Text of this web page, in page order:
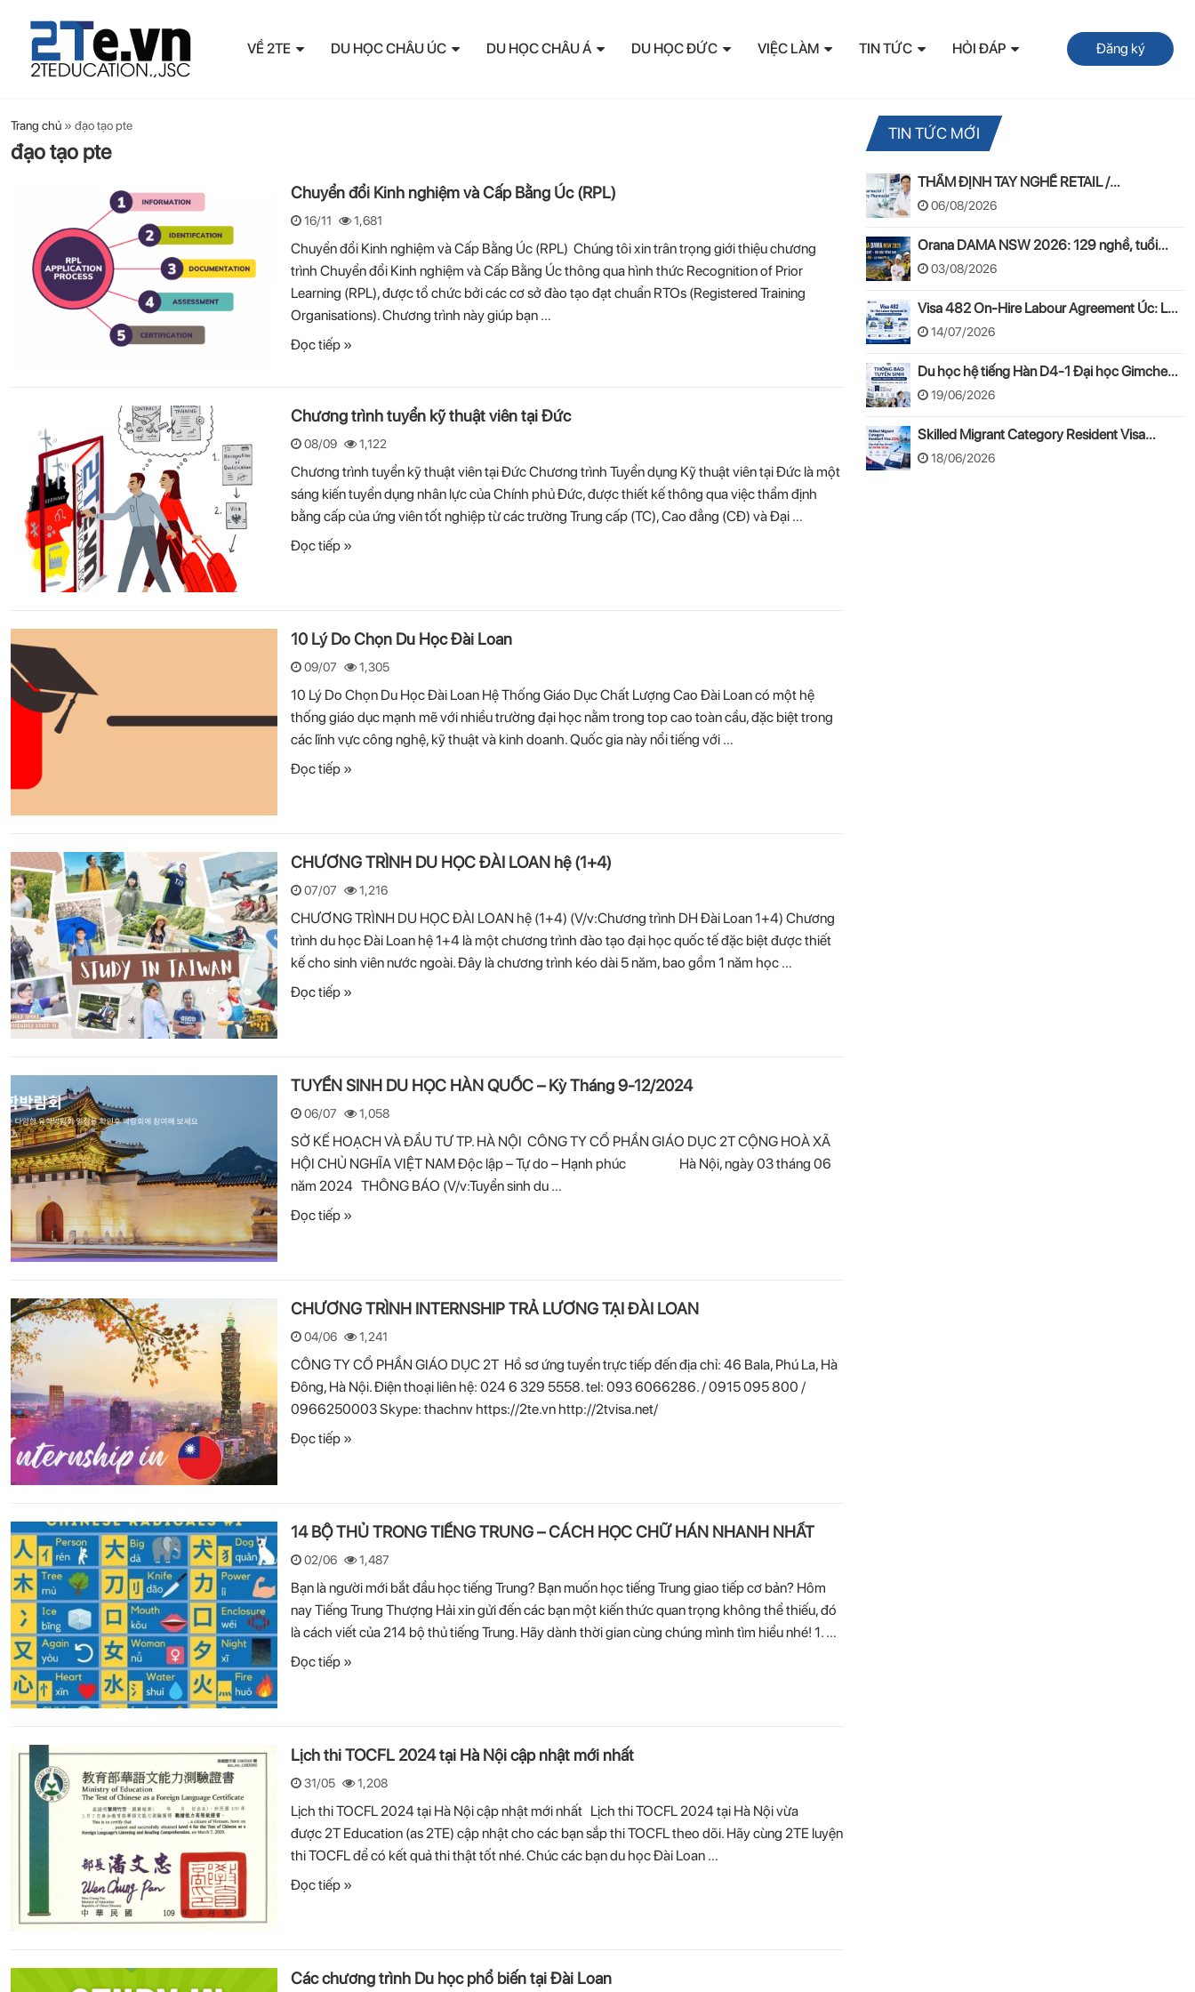
VỀ 2TE DU HỌC CHÂU ÚC DU HỌC CHÂU Á DU HỌC ĐỨC VIỆC LÀM TIN TỨC HỎI ĐÁP Đăng ký
Trang chủ » đạo tạo pte
đạo tạo pte
Chuyển đổi Kinh nghiệm và Cấp Bằng Úc (RPL)
16/11 1,681
Chuyển đổi Kinh nghiệm và Cấp Bằng Úc (RPL) Chúng tôi xin trân trọng giới thiệu chương
trình Chuyển đổi Kinh nghiệm và Cấp Bằng Úc thông qua hình thức Recognition of Prior
Learning (RPL), được tổ chức bởi các cơ sở đào tạo đạt chuẩn RTOs (Registered Training
Organisations). Chương trình này giúp bạn …
Đọc tiếp »
Chương trình tuyển kỹ thuật viên tại Đức
08/09 1,122
Chương trình tuyển kỹ thuật viên tại Đức Chương trình Tuyển dụng Kỹ thuật viên tại Đức là một
sáng kiến tuyển dụng nhân lực của Chính phủ Đức, được thiết kế thông qua việc thẩm định
bằng cấp của ứng viên tốt nghiệp từ các trường Trung cấp (TC), Cao đẳng (CĐ) và Đại …
Đọc tiếp »
10 Lý Do Chọn Du Học Đài Loan
09/07 1,305
10 Lý Do Chọn Du Học Đài Loan Hệ Thống Giáo Dục Chất Lượng Cao Đài Loan có một hệ
thống giáo dục mạnh mẽ với nhiều trường đại học nằm trong top cao toàn cầu, đặc biệt trong
các lĩnh vực công nghệ, kỹ thuật và kinh doanh. Quốc gia này nổi tiếng với …
Đọc tiếp »
CHƯƠNG TRÌNH DU HỌC ĐÀI LOAN hệ (1+4)
07/07 1,216
CHƯƠNG TRÌNH DU HỌC ĐÀI LOAN hệ (1+4) (V/v:Chương trình DH Đài Loan 1+4) Chương
trình du học Đài Loan hệ 1+4 là một chương trình đào tạo đại học quốc tế đặc biệt được thiết
kế cho sinh viên nước ngoài. Đây là chương trình kéo dài 5 năm, bao gồm 1 năm học …
Đọc tiếp »
TUYỂN SINH DU HỌC HÀN QUỐC – Kỳ Tháng 9-12/2024
06/07 1,058
SỞ KẾ HOẠCH VÀ ĐẦU TƯ TP. HÀ NỘI CÔNG TY CỔ PHẦN GIÁO DỤC 2T CỘNG HOÀ XÃ
HỘI CHỦ NGHĨA VIỆT NAM Độc lập – Tự do – Hạnh phúc Hà Nội, ngày 03 tháng 06
năm 2024 THÔNG BÁO (V/v:Tuyển sinh du …
Đọc tiếp »
CHƯƠNG TRÌNH INTERNSHIP TRẢ LƯƠNG TẠI ĐÀI LOAN
04/06 1,241
CÔNG TY CỔ PHẦN GIÁO DỤC 2T Hồ sơ ứng tuyển trực tiếp đến địa chỉ: 46 Bala, Phú La, Hà
Đông, Hà Nội. Điện thoại liên hệ: 024 6 329 5558. tel: 093 6066286. / 0915 095 800 /
0966250003 Skype: thachnv https://2te.vn http://2tvisa.net/
Đọc tiếp »
14 BỘ THỦ TRONG TIẾNG TRUNG – CÁCH HỌC CHỮ HÁN NHANH NHẤT
02/06 1,487
Bạn là người mới bắt đầu học tiếng Trung? Bạn muốn học tiếng Trung giao tiếp cơ bản? Hôm
nay Tiếng Trung Thượng Hải xin gửi đến các bạn một kiến thức quan trọng không thể thiếu, đó
là cách viết của 214 bộ thủ tiếng Trung. Hãy dành thời gian cùng chúng mình tìm hiểu nhé! 1. …
Đọc tiếp »
Lịch thi TOCFL 2024 tại Hà Nội cập nhật mới nhất
31/05 1,208
Lịch thi TOCFL 2024 tại Hà Nội cập nhật mới nhất Lịch thi TOCFL 2024 tại Hà Nội vừa
được 2T Education (as 2TE) cập nhật cho các bạn sắp thi TOCFL theo dõi. Hãy cùng 2TE luyện
thi TOCFL để có kết quả thi thật tốt nhé. Chúc các bạn du học Đài Loan …
Đọc tiếp »
Các chương trình Du học phổ biến tại Đài Loan
TIN TỨC MỚI
THẨM ĐỊNH TAY NGHỀ RETAIL /
COMMUNITY PHARMACIST ÚC 2026 –
APC & OPRA
06/08/2026
Orana DAMA NSW 2026: 129 nghề, tuổi
50–55 và lộ trình PR
03/08/2026
Visa 482 On-Hire Labour Agreement Úc: Lộ
trình làm việc hợp pháp theo mô hình On-
Hire
14/07/2026
Du học hệ tiếng Hàn D4-1 Đại học Gimcheon
2026: Tuyển sinh, chi phí, hồ sơ
19/06/2026
Skilled Migrant Category Resident Visa
2026: Cập nhật thay đổi mới từ 24/08/2026
18/06/2026